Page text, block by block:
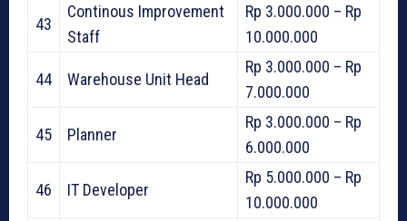
43
Continous Improvement
Staff
Rp 3.000.000 – Rp
10.000.000
44 Warehouse Unit Head
Rp 3.000.000 – Rp
7.000.000
45 Planner
Rp 3.000.000 – Rp
6.000.000
46 IT Developer
Rp 5.000.000 – Rp
10.000.000